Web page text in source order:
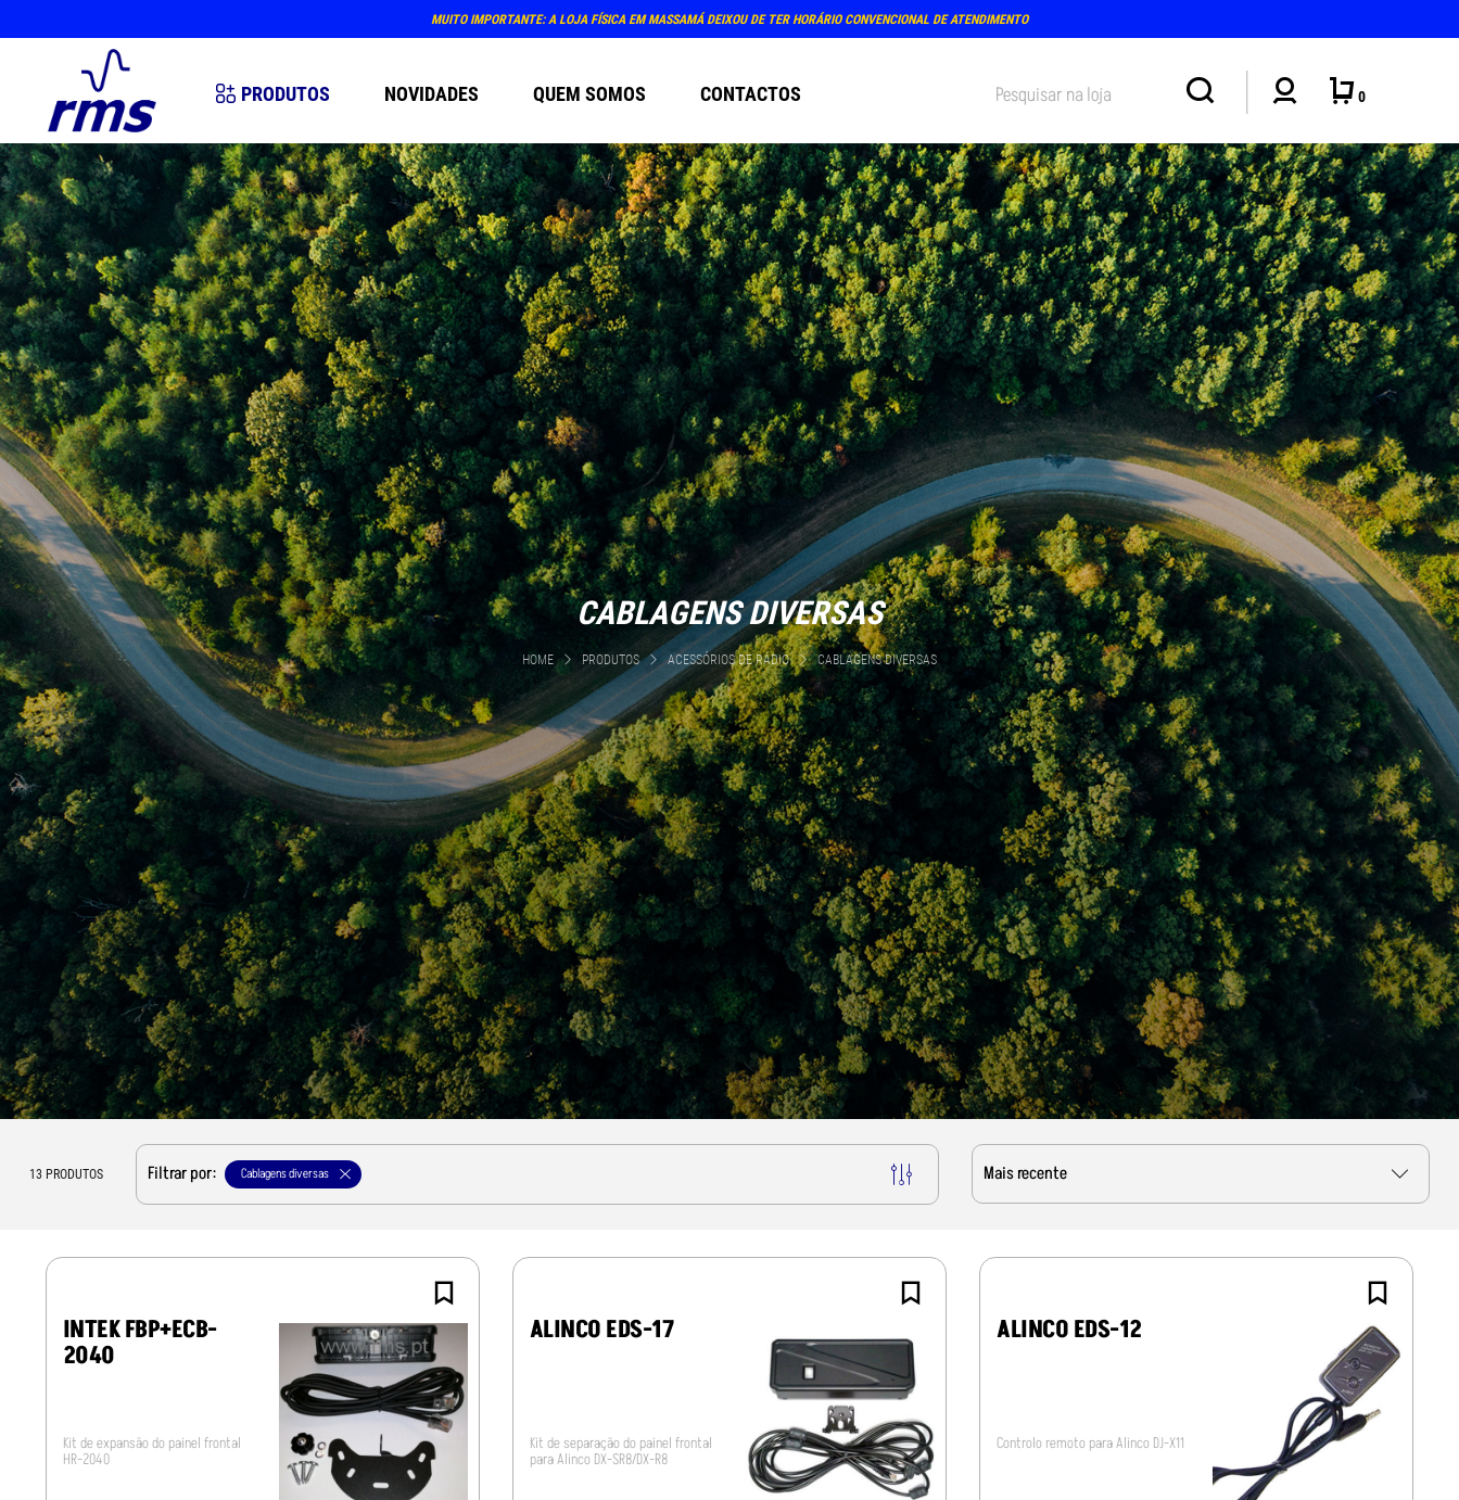
MUITO IMPORTANTE: A LOJA FÍSICA EM MASSAMÁ DEIXOU DE TER HORÁRIO CONVENCIONAL DE ATENDIMENTO
PRODUTOS NOVIDADES QUEM SOMOS CONTACTOS 0
CABLAGENS DIVERSAS
HOME PRODUTOS ACESSÓRIOS DE RÁDIO CABLAGENS DIVERSAS
13PRODUTOS Filtrar por: Cablagens diversas
INTEK FBP+ECB-
2040
Kit de expansão do painel frontal
HR-2040
ALINCO EDS-17
Kit de separação do painel frontal
para Alinco DX-SR8/DX-R8
ALINCO EDS-12
Controlo remoto para Alinco DJ-X11